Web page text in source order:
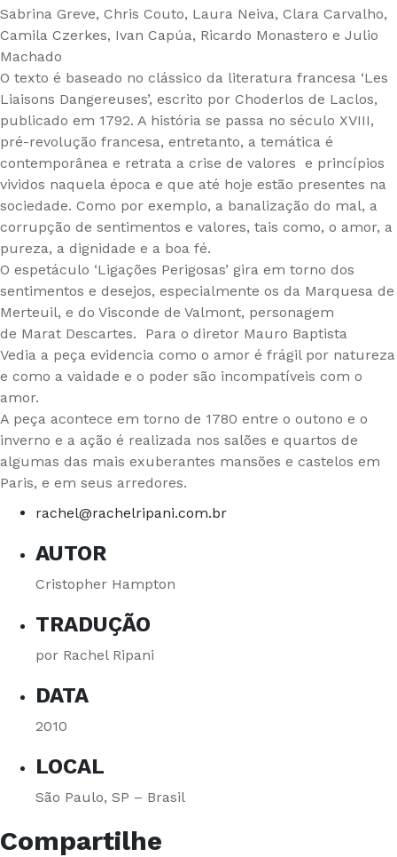
Sabrina Greve, Chris Couto, Laura Neiva, Clara Carvalho,
Camila Czerkes, Ivan Capúa, Ricardo Monastero e Julio
Machado
O texto é baseado no clássico da literatura francesa ‘Les
Liaisons Dangereuses’, escrito por Choderlos de Laclos,
publicado em 1792. A história se passa no século XVIII,
pré-revolução francesa, entretanto, a temática é
contemporânea e retrata a crise de valores e princípios
vividos naquela época e que até hoje estão presentes na
sociedade. Como por exemplo, a banalização do mal, a
corrupção de sentimentos e valores, tais como, o amor, a
pureza, a dignidade e a boa fé.
O espetáculo ‘Ligações Perigosas’ gira em torno dos
sentimentos e desejos, especialmente os da Marquesa de
Merteuil, e do Visconde de Valmont, personagem
de Marat Descartes. Para o diretor Mauro Baptista
Vedia a peça evidencia como o amor é frágil por natureza
e como a vaidade e o poder são incompatíveis com o
amor.
A peça acontece em torno de 1780 entre o outono e o
inverno e a ação é realizada nos salões e quartos de
algumas das mais exuberantes mansões e castelos em
Paris, e em seus arredores.
rachel@rachelripani.com.br
AUTOR
Cristopher Hampton
TRADUÇÃO
por Rachel Ripani
DATA
2010
LOCAL
São Paulo, SP – Brasil
Compartilhe